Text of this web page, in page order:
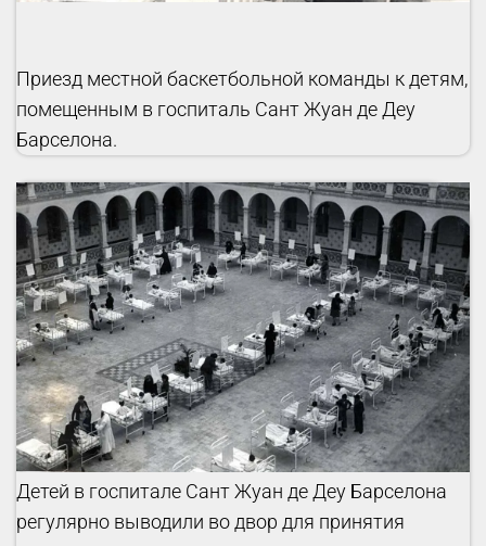
Приезд местной баскетбольной команды к детям,
помещенным в госпиталь Сант Жуан де Деу
Барселона.
Детей в госпитале Сант Жуан де Деу Барселона
регулярно выводили во двор для принятия